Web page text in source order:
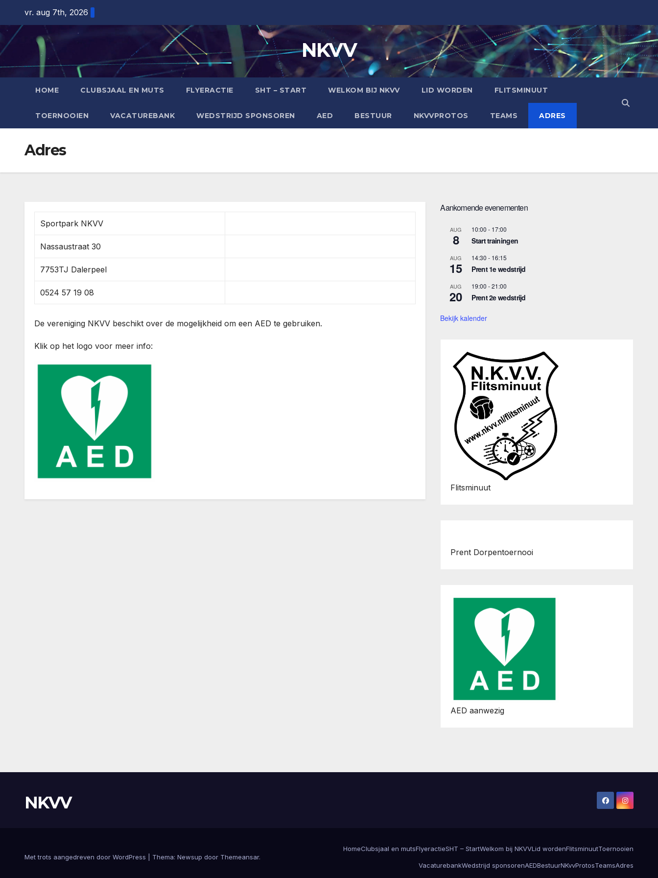
inhoud
vr. aug 7th, 2026
NKVV
HOME CLUBSJAAL EN MUTS FLYERACTIE SHT – START WELKOM BIJ NKVV LID WORDEN FLITSMINUUT
TOERNOOIEN VACATUREBANK WEDSTRIJD SPONSOREN AED BESTUUR NKVVPROTOS TEAMS ADRES
Adres
Sportpark NKVV
Nassaustraat 30
7753TJ Dalerpeel
0524 57 19 08
De vereniging NKVV beschikt over de mogelijkheid om een AED te gebruiken.
Klik op het logo voor meer info:
Aankomende evenementen
AUG
8
10:00 - 17:00
Start trainingen
AUG
15
14:30 - 16:15
Prent 1e wedstrijd
AUG
20
19:00 -21:00
Prent 2e wedstrijd
Bekijk kalender
Flitsminuut
Prent Dorpentoernooi
AED aanwezig
NKVV
Met trots aangedreven door WordPress Thema: Newsup door Themeansar.
HomeClubsjaal en mutsFlyeractieSHT – StartWelkom bij NKVVLid wordenFlitsminuutToernooien
VacaturebankWedstrijd sponsorenAEDBestuurNKvvProtosTeamsAdres